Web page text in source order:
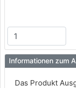
Informationen zum
Das Produkt